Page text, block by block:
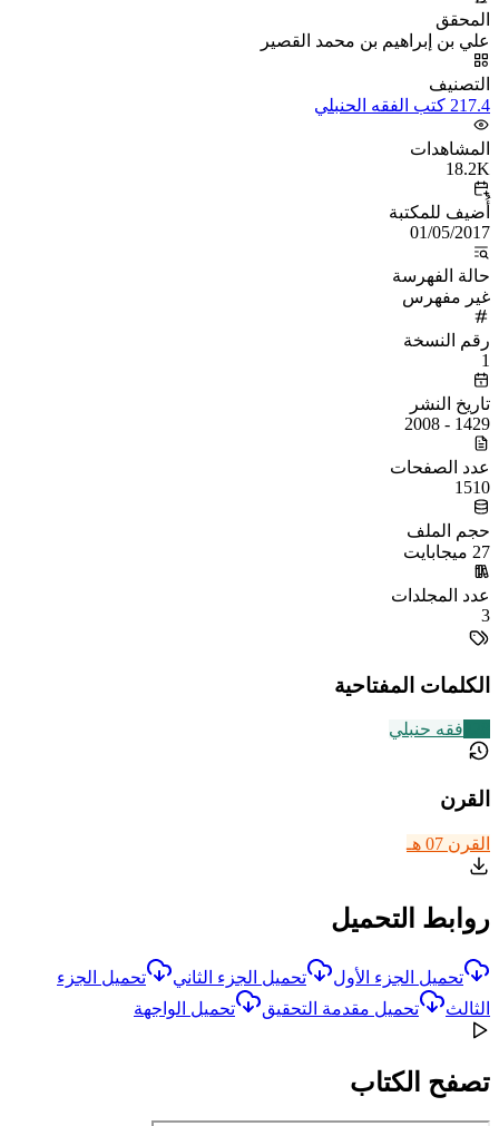
المحقق
علي بن إبراهيم بن محمد القصير
التصنيف
217.4 كتب الفقه الحنبلي
المشاهدات
18.2K
أُضيف للمكتبة
01/05/2017
حالة الفهرسة
غير مفهرس
رقم النسخة
1
تاريخ النشر
1429 - 2008
عدد الصفحات
1510
حجم الملف
27 ميجابايت
عدد المجلدات
3
الكلمات المفتاحية
فقه حنبلي
القرن
القرن 07 هـ
روابط التحميل
تحميل الجزء الأول تحميل الجزء الثاني
تحميل الجزء
الثالث
تحميل مقدمة التحقيق تحميل الواجهة
تصفح الكتاب